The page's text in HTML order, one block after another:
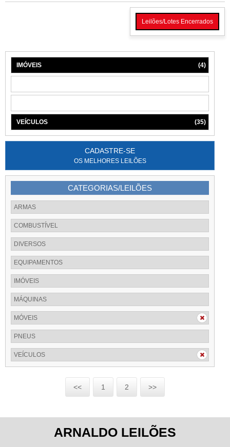
Leilões/Lotes Encerrados
IMÓVEIS (4)
VEÍCULOS (35)
CADASTRE-SE
OS MELHORES LEILÕES
CATEGORIAS/LEILÕES
ARMAS
COMBUSTÍVEL
DIVERSOS
EQUIPAMENTOS
IMÓVEIS
MÁQUINAS
MÓVEIS
PNEUS
VEÍCULOS
<< 1 2 >>
ARNALDO LEILÕES